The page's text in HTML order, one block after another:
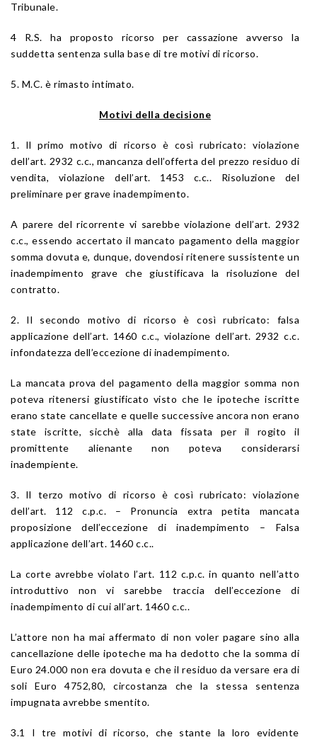
Tribunale.
4 R.S. ha proposto ricorso per cassazione avverso la
suddetta sentenza sulla base di tre motivi di ricorso.
5. M.C. è rimasto intimato.
Motivi della decisione
1. Il primo motivo di ricorso è così rubricato: violazione
dell’art. 2932 c.c., mancanza dell’offerta del prezzo residuo di
vendita, violazione dell’art. 1453 c.c.. Risoluzione del
preliminare per grave inadempimento.
A parere del ricorrente vi sarebbe violazione dell’art. 2932
c.c., essendo accertato il mancato pagamento della maggior
somma dovuta e, dunque, dovendosi ritenere sussistente un
inadempimento grave che giustificava la risoluzione del
contratto.
2. Il secondo motivo di ricorso è così rubricato: falsa
applicazione dell’art. 1460 c.c., violazione dell’art. 2932 c.c.
infondatezza dell’eccezione di inadempimento.
La mancata prova del pagamento della maggior somma non
poteva ritenersi giustificato visto che le ipoteche iscritte
erano state cancellate e quelle successive ancora non erano
state iscritte, sicchè alla data fissata per il rogito il
promittente alienante non poteva considerarsi
inadempiente.
3. Il terzo motivo di ricorso è così rubricato: violazione
dell’art. 112 c.p.c. – Pronuncia extra petita mancata
proposizione dell’eccezione di inadempimento – Falsa
applicazione dell’art. 1460 c.c..
La corte avrebbe violato l’art. 112 c.p.c. in quanto nell’atto
introduttivo non vi sarebbe traccia dell’eccezione di
inadempimento di cui all’art. 1460 c.c..
L’attore non ha mai affermato di non voler pagare sino alla
cancellazione delle ipoteche ma ha dedotto che la somma di
Euro 24.000 non era dovuta e che il residuo da versare era di
soli Euro 4752,80, circostanza che la stessa sentenza
impugnata avrebbe smentito.
3.1 I tre motivi di ricorso, che stante la loro evidente